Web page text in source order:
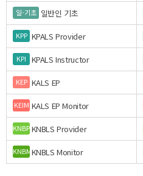
일-기초 일반인 기초
KPP KPALS Provider
KPI KPALS Instructor
KEP KALS EP
KEIM KALS EP Monitor
KNBPKNBLS Provider
KNBMKNBLS Monitor